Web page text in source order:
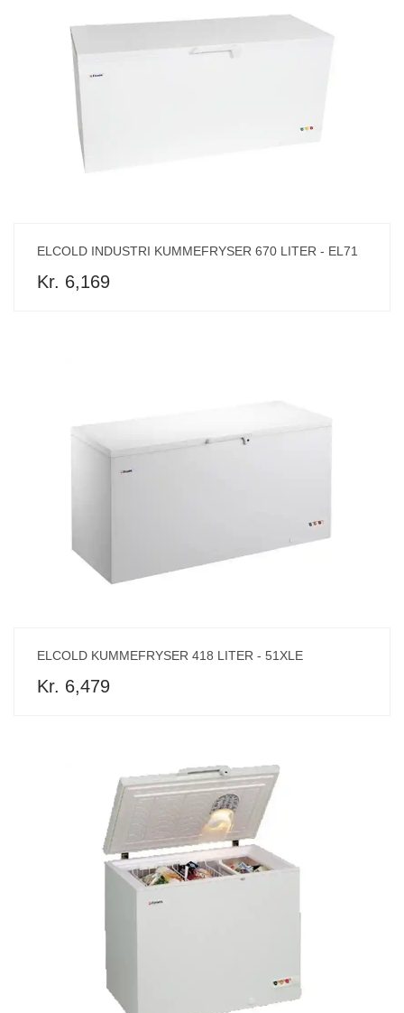
ELCOLD INDUSTRI KUMMEFRYSER 670 LITER - EL71
Kr. 6,169
ELCOLD KUMMEFRYSER 418 LITER - 51XLE
Kr. 6,479